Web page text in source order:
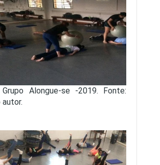
Alongue-se -2019. Fonte: